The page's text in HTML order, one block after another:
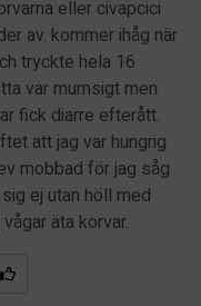
eller civapcici
av. kommer ihåg när
tryckte hela 16
var mumsigt men
fick diarre efterått.
att jag var hungrig
mobbad för jag såg
ej utan höll med
äta korvar.